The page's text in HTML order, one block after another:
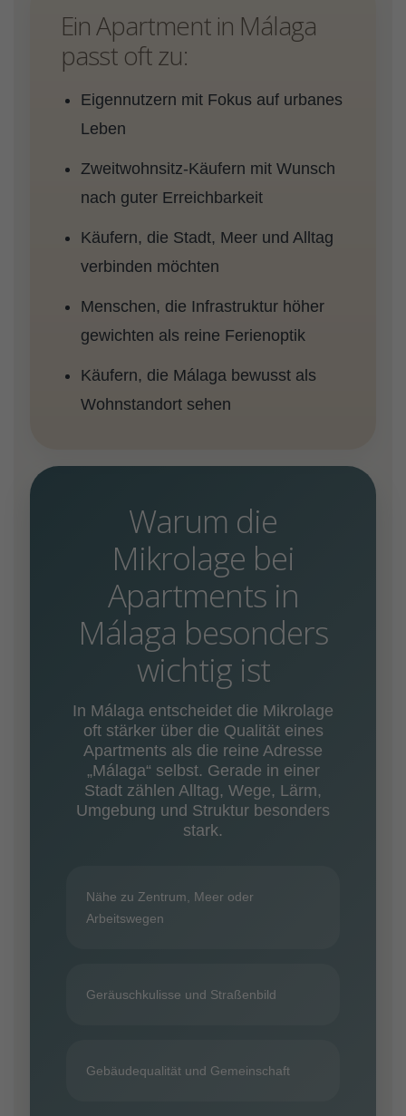
Ein Apartment in Málaga
passt oft zu:
Eigennutzern mit Fokus auf urbanes
Leben
Zweitwohnsitz-Käufern mit Wunsch
nach guter Erreichbarkeit
Käufern, die Stadt, Meer und Alltag
verbinden möchten
Menschen, die Infrastruktur höher
gewichten als reine Ferienoptik
Käufern, die Málaga bewusst als
Wohnstandort sehen
Warum die
Mikrolage bei
Apartments in
Málaga besonders
wichtig ist
In Málaga entscheidet die Mikrolage
oft stärker über die Qualität eines
Apartments als die reine Adresse
„Málaga“ selbst. Gerade in einer
Stadt zählen Alltag, Wege, Lärm,
Umgebung und Struktur besonders
stark.
Nähe zu Zentrum, Meer oder
Arbeitswegen
Geräuschkulisse und Straßenbild
Gebäudequalität und Gemeinschaft